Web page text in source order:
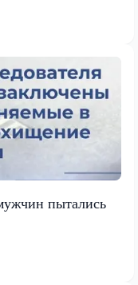
пытались